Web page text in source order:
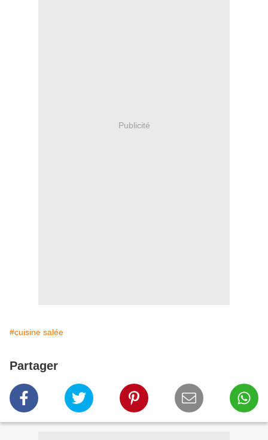
Publicité
#cuisine salée
Partager